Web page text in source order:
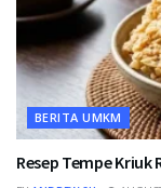
BERITA UMKM
Resep Tempe